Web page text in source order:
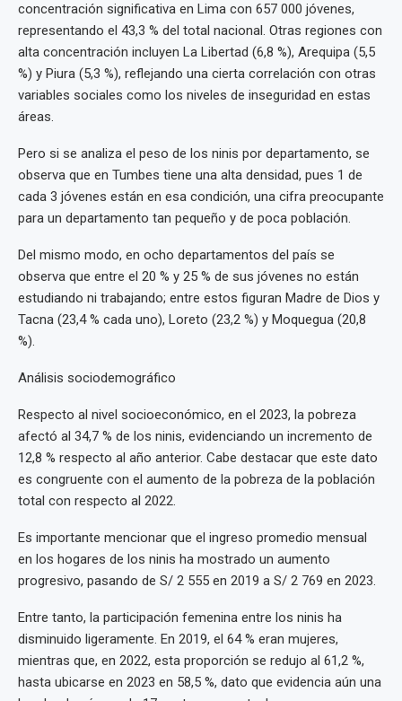
concentración significativa en Lima con 657 000 jóvenes,
representando el 43,3 % del total nacional. Otras regiones con
alta concentración incluyen La Libertad (6,8 %), Arequipa (5,5
%) y Piura (5,3 %), reflejando una cierta correlación con otras
variables sociales como los niveles de inseguridad en estas
áreas.
Pero si se analiza el peso de los ninis por departamento, se
observa que en Tumbes tiene una alta densidad, pues 1 de
cada 3 jóvenes están en esa condición, una cifra preocupante
para un departamento tan pequeño y de poca población.
Del mismo modo, en ocho departamentos del país se
observa que entre el 20 % y 25 % de sus jóvenes no están
estudiando ni trabajando; entre estos figuran Madre de Dios y
Tacna (23,4 % cada uno), Loreto (23,2 %) y Moquegua (20,8
%).
Análisis sociodemográfico
Respecto al nivel socioeconómico, en el 2023, la pobreza
afectó al 34,7 % de los ninis, evidenciando un incremento de
12,8 % respecto al año anterior. Cabe destacar que este dato
es congruente con el aumento de la pobreza de la población
total con respecto al 2022.
Es importante mencionar que el ingreso promedio mensual
en los hogares de los ninis ha mostrado un aumento
progresivo, pasando de S/ 2 555 en 2019 a S/ 2 769 en 2023.
Entre tanto, la participación femenina entre los ninis ha
disminuido ligeramente. En 2019, el 64 % eran mujeres,
mientras que, en 2022, esta proporción se redujo al 61,2 %,
hasta ubicarse en 2023 en 58,5 %, dato que evidencia aún una